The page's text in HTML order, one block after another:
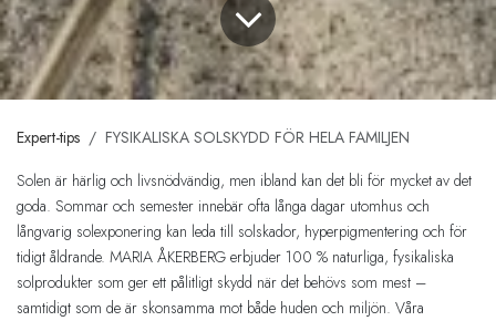
Expert-tips
FYSIKALISKA SOLSKYDD FÖR HELA FAMILJEN
Solen är härlig och livsnödvändig, men ibland kan det bli för mycket av det
goda. Sommar och semester innebär ofta långa dagar utomhus och
långvarig solexponering kan leda till solskador, hyperpigmentering och för
tidigt åldrande. MARIA ÅKERBERG erbjuder 100 % naturliga, fysikaliska
solprodukter som ger ett pålitligt skydd när det behövs som mest –
samtidigt som de är skonsamma mot både huden och miljön. Våra